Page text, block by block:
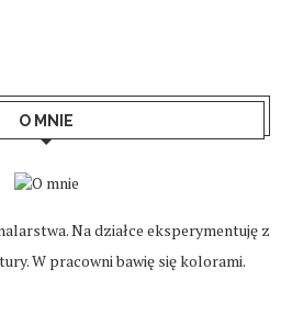
O MNIE
Na działce eksperymentuję z
W pracowni bawię się kolorami.